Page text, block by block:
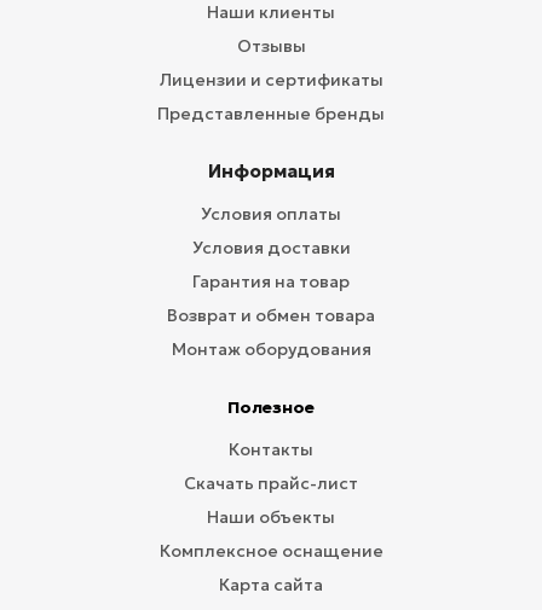
Наши клиенты
Отзывы
Лицензии и сертификаты
Представленные бренды
Информация
Условия оплаты
Условия доставки
Гарантия на товар
Возврат и обмен товара
Монтаж оборудования
Полезное
Контакты
Скачать прайс-лист
Наши объекты
Комплексное оснащение
Карта сайта